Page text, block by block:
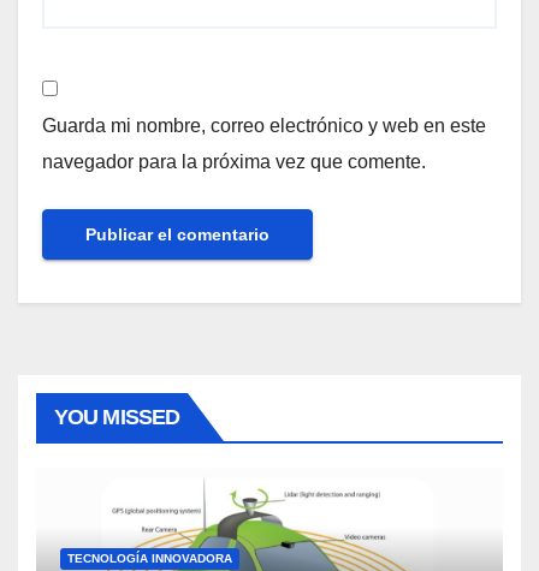
Guarda mi nombre, correo electrónico y web en este
navegador para la próxima vez que comente.
YOU MISSED
TECNOLOGÍA INNOVADORA